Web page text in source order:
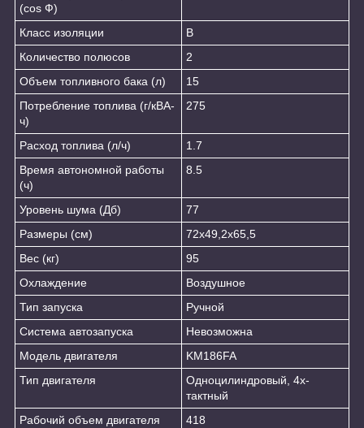
(cos Ф)
Класс изоляции
B
Количество полюсов
2
Объем топливного бака (л)
15
Потребление топлива (г/кВА-
ч)
275
Расход топлива (л/ч)
1.7
Время автономной работы
(ч)
8.5
Уровень шума (Дб)
77
Размеры (см)
72x49,2x65,5
Вес (кг)
95
Охлаждение
Воздушное
Тип запуска
Ручной
Система автозапуска
Невозможна
Модель двигателя
KM186FA
Тип двигателя
Одноцилиндровый, 4х-
тактный
Рабочий объем двигателя
418